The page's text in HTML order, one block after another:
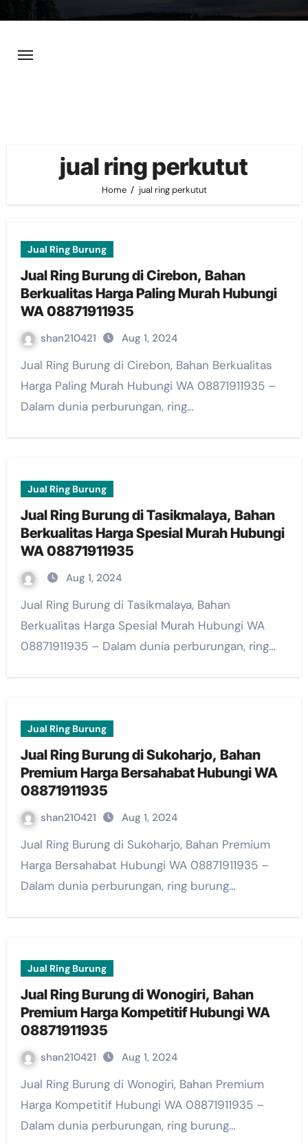
content
jual ring perkutut
Home jual ring perkutut
Jual Ring Burung
Jual Ring Burung di Cirebon, Bahan
Berkualitas Harga Paling Murah Hubungi
WA 08871911935
shan210421 Aug 1, 2024
Jual Ring Burung di Cirebon, Bahan Berkualitas
Harga Paling Murah Hubungi WA 08871911935 –
Dalam dunia perburungan, ring…
Jual Ring Burung
Jual Ring Burung di Tasikmalaya, Bahan
Berkualitas Harga Spesial Murah Hubungi
WA 08871911935
Aug 1, 2024
Jual Ring Burung di Tasikmalaya, Bahan
Berkualitas Harga Spesial Murah Hubungi WA
08871911935 – Dalam dunia perburungan, ring…
Jual Ring Burung
Jual Ring Burung di Sukoharjo, Bahan
Premium Harga Bersahabat Hubungi WA
08871911935
shan210421 Aug 1, 2024
Jual Ring Burung di Sukoharjo, Bahan Premium
Harga Bersahabat Hubungi WA 08871911935 –
Dalam dunia perburungan, ring burung…
Jual Ring Burung
Jual Ring Burung di Wonogiri, Bahan
Premium Harga Kompetitif Hubungi WA
08871911935
shan210421 Aug 1, 2024
Jual Ring Burung di Wonogiri, Bahan Premium
Harga Kompetitif Hubungi WA 08871911935 –
Dalam dunia perburungan, ring burung…